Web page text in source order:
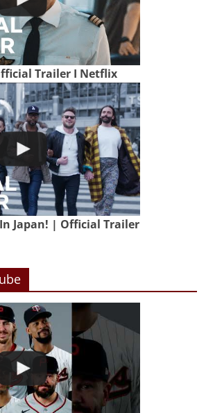
Trailer I Netflix
Japan! | Official Trailer